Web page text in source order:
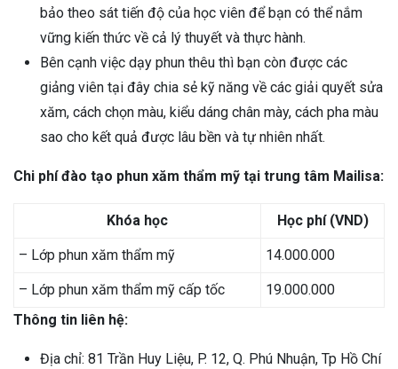
bảo theo sát tiến độ của học viên để bạn có thể nắm
vững kiến thức về cả lý thuyết và thực hành.
Bên cạnh việc dạy phun thêu thì bạn còn được các
giảng viên tại đây chia sẻ kỹ năng về các giải quyết sửa
xăm, cách chọn màu, kiểu dáng chân mày, cách pha màu
sao cho kết quả được lâu bền và tự nhiên nhất.
Chi phí đào tạo phun xăm thẩm mỹ tại trung tâm Mailisa:
Khóa học Học phí (VND)
– Lớp phun xăm thẩm mỹ 14.000.000
– Lớp phun xăm thẩm mỹ cấp tốc
19.000.000
Thông tin liên hệ:
Địa chỉ: 81 Trần Huy Liệu, P. 12, Q. Phú Nhuận, Tp Hồ Chí